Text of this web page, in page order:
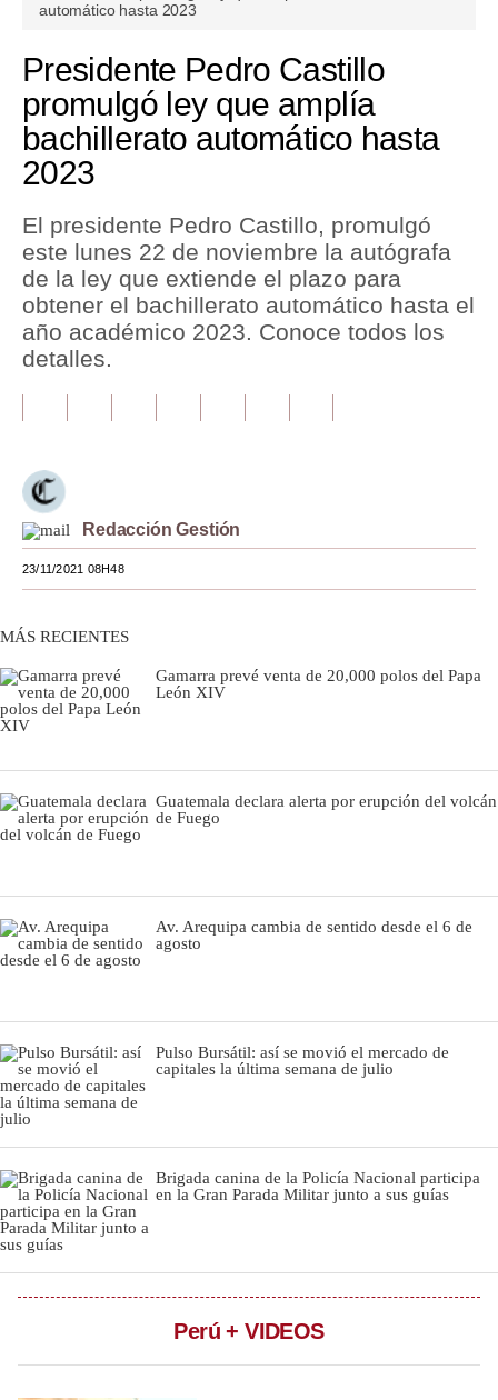
Finanzas Personales
Inmobiliarias
Plus G
Opinión
Editorial
Pregunta de hoy
Blogs
Tendencias
Viajes
Moda
Estilos
México
Internacional
Tecnología
Mix
G de Gestión
Notas Contratadas
Podcast
Gestión TV
Videos
Fotogalerías
gestion.pe
seconds
automático hasta 2023
Presidente Pedro Castillo
promulgó ley que amplía
bachillerato automático hasta
2023
El presidente Pedro Castillo, promulgó
este lunes 22 de noviembre la autógrafa
de la ley que extiende el plazo para
obtener el bachillerato automático hasta el
año académico 2023. Conoce todos los
detalles.
Redacción Gestión
23/11/2021 08H48
MÁS RECIENTES
Gamarra prevé venta de 20,000 polos del Papa
León XIV
Guatemala declara alerta por erupción del volcán
de Fuego
Av. Arequipa cambia de sentido desde el 6 de
agosto
Pulso Bursátil: así se movió el mercado de
capitales la última semana de julio
Brigada canina de la Policía Nacional participa
en la Gran Parada Militar junto a sus guías
Perú + VIDEOS